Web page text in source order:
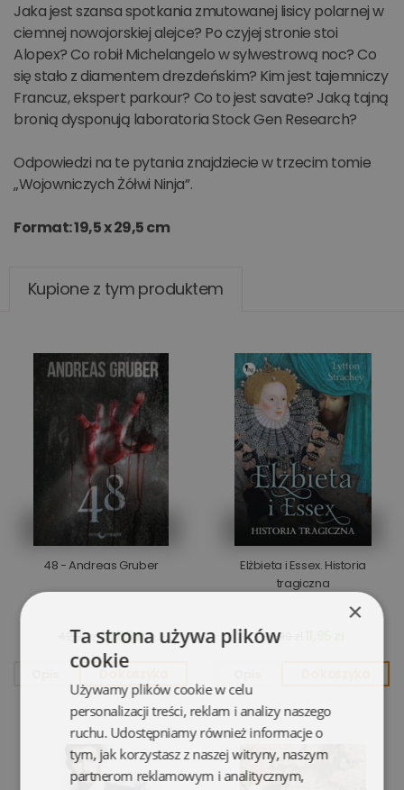
Jaka jest szansa spotkania zmutowanej lisicy polarnej w
ciemnej nowojorskiej alejce? Po czyjej stronie stoi
Alopex? Co robił Michelangelo w sylwestrową noc? Co
się stało z diamentem drezdeńskim? Kim jest tajemniczy
Francuz, ekspert parkour? Co to jest savate? Jaką tajną
bronią dysponują laboratoria Stock Gen Research?
Odpowiedzi na te pytania znajdziecie w trzecim tomie
„Wojowniczych Żółwi Ninja”.
Format: 19,5 x 29,5 cm
Kupione z tym produktem
48 - Andreas Gruber
42,90 zł13,95 zł
Elżbieta i Essex. Historia
tragiczna
39,90 zł
×
Ta strona używa plików
cookie
Używamy plików cookie w celu
personalizacji treści, reklam i analizy naszego
ruchu. Udostępniamy również informacje o
tym, jak korzystasz z naszej witryny, naszym
partnerom reklamowym i analitycznym,